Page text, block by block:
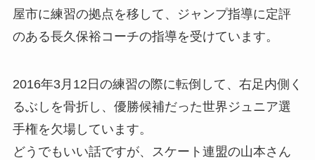
屋市に練習の拠点を移して、ジャンプ指導に定評
のある長久保裕コーチの指導を受けています。
2016年3月12日の練習の際に転倒して、右足内側く
るぶしを骨折し、優勝候補だった世界ジュニア選
手権を欠場しています。
どうでもいい話ですが、スケート連盟の山本さん